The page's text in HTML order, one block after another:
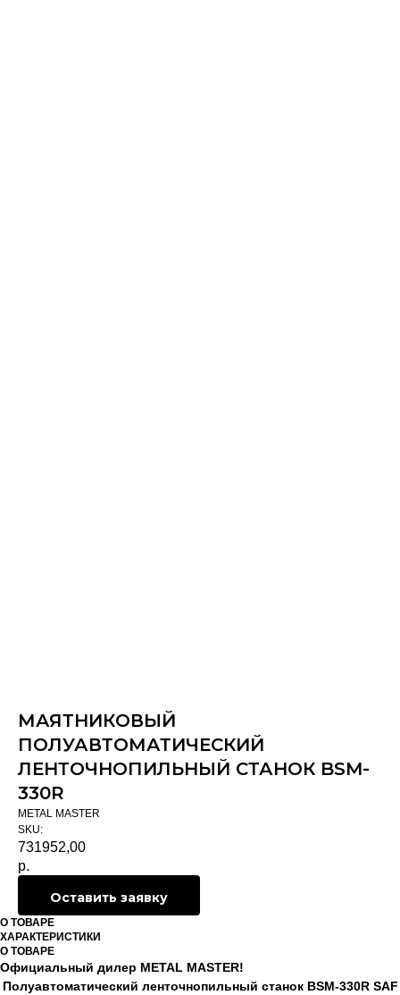
МАЯТНИКОВЫЙ
ПОЛУАВТОМАТИЧЕСКИЙ
ЛЕНТОЧНОПИЛЬНЫЙ СТАНОК BSM-
330R
METAL MASTER
SKU:
731952,00
р.
Оставить заявку
О ТОВАРЕ
ХАРАКТЕРИСТИКИ
О ТОВАРЕ
Официальный дилер METAL MASTER!
Полуавтоматический ленточнопильный станок BSM-330R SAF